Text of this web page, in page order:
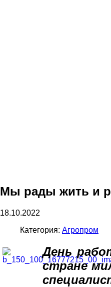
Мы рады жить и
18.10.2022
Категория: Агропром
День
стране